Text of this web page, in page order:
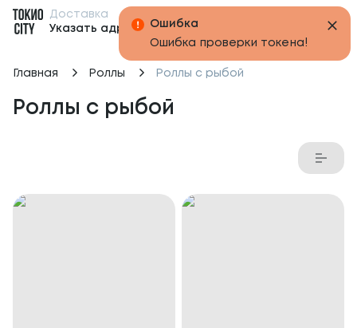
Доставка
Указать адрес
Главная Роллы Роллы с рыбой
Роллы с рыбой